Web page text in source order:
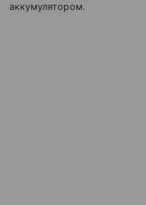
аккумулятором.